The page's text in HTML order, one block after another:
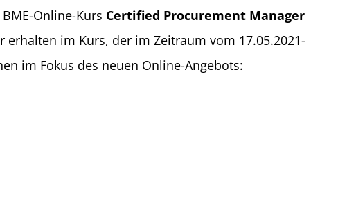
Online-Kurs Certified Procurement Manager
im Kurs, der im Zeitraum vom 17.05.2021-
im Fokus des neuen Online-Angebots: